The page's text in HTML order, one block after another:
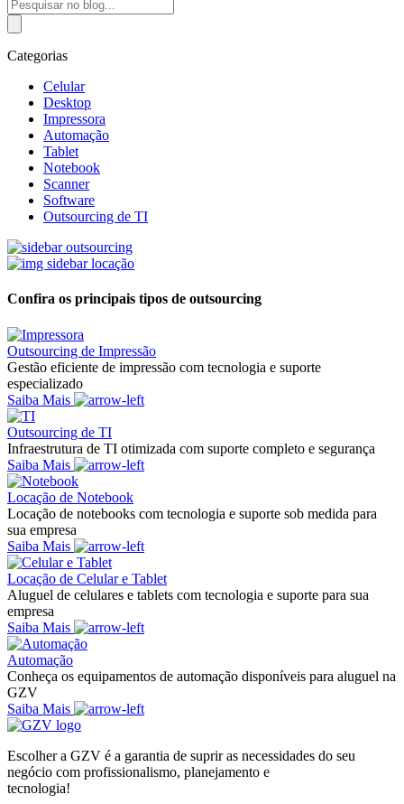
Categorias
Celular
Desktop
Impressora
Automação
Tablet
Notebook
Scanner
Software
Outsourcing de TI
Confira os principais tipos de outsourcing
Outsourcing de Impressão
Gestão eficiente de impressão com tecnologia e suporte
especializado
Saiba Mais
Outsourcing de TI
Infraestrutura de TI otimizada com suporte completo e segurança
Saiba Mais
Locação de Notebook
Locação de notebooks com tecnologia e suporte sob medida para
sua empresa
Saiba Mais
Locação de Celular e Tablet
Aluguel de celulares e tablets com tecnologia e suporte para sua
empresa
Saiba Mais
Automação
Conheça os equipamentos de automação disponíveis para aluguel na
GZV
Saiba Mais
Escolher a GZV é a garantia de suprir as necessidades do seu
negócio com profissionalismo, planejamento e
tecnologia!